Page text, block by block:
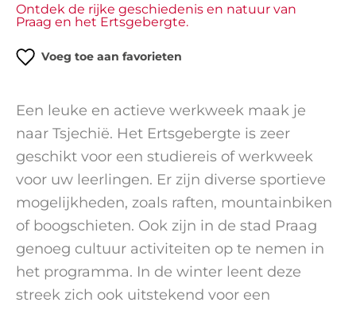
Ontdek de rijke geschiedenis en natuur van
Praag en het Ertsgebergte.
Voeg toe aan favorieten
Een leuke en actieve werkweek maak je
naar Tsjechië. Het Ertsgebergte is zeer
geschikt voor een studiereis of werkweek
voor uw leerlingen. Er zijn diverse sportieve
mogelijkheden, zoals raften, mountainbiken
of boogschieten. Ook zijn in de stad Praag
genoeg cultuur activiteiten op te nemen in
het programma. In de winter leent deze
streek zich ook uitstekend voor een